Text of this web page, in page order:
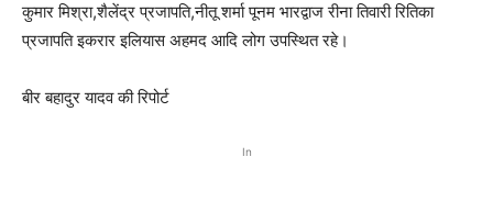
कुमार मिश्रा,शैलेंद्र प्रजापति,नीतू शर्मा पूनम भारद्वाज रीना तिवारी रितिका
प्रजापति इकरार इलियास अहमद आदि लोग उपस्थित रहे।
बीर बहादुर यादव की रिपोर्ट
In